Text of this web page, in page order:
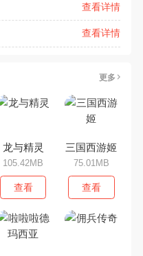
查看详情
查看详情
更多
龙与精灵
105.42MB
查看
三国西游姬
75.01MB
查看